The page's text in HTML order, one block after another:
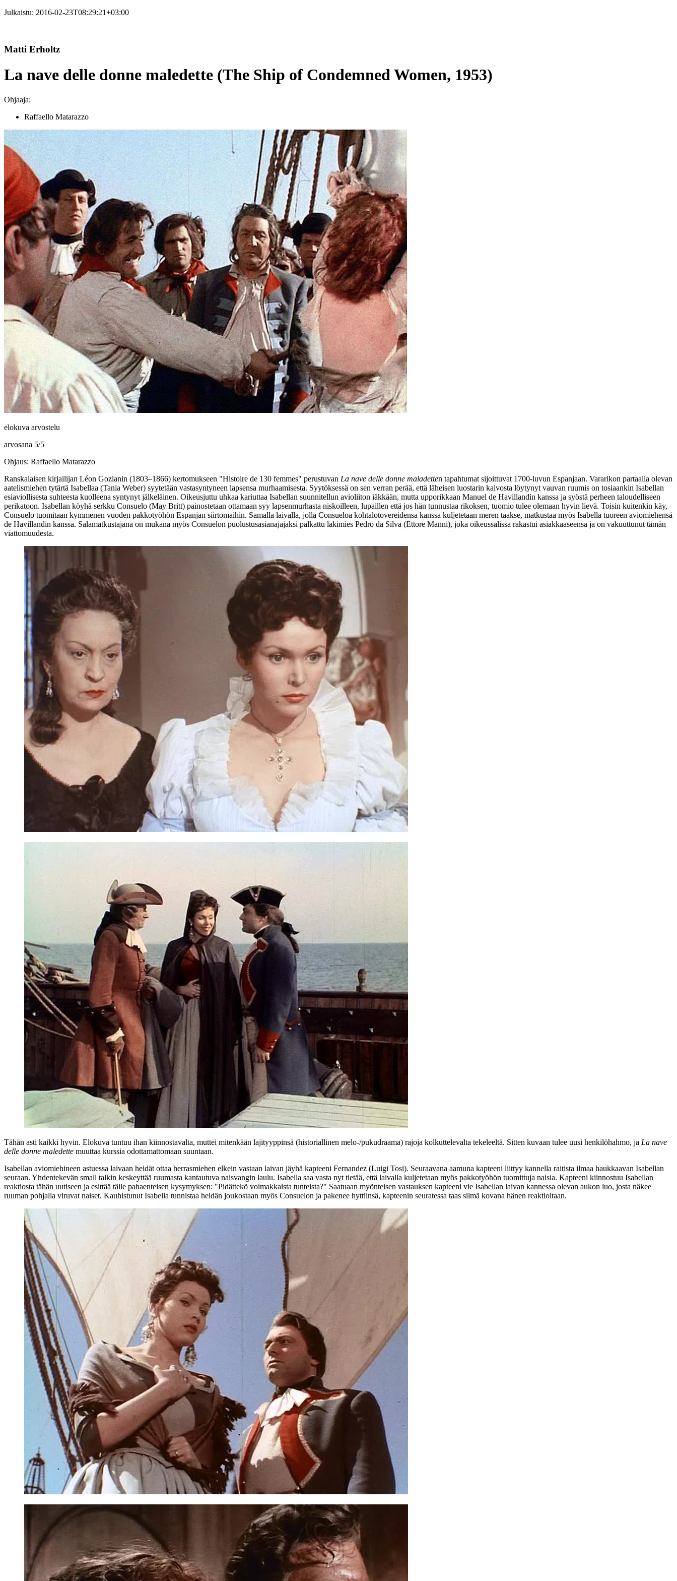
Julkaistu: 2016-02-23T08:29:21+03:00
Matti Erholtz
La nave delle donne maledette (The Ship of Condemned Women, 1953)
Ohjaaja:
Raffaello Matarazzo
elokuva arvostelu
arvosana 5/5
Ohjaus: Raffaello Matarazzo
Ranskalaisen kirjailijan Léon Gozlanin (1803–1866) kertomukseen "Histoire de 130 femmes" perustuvan La nave delle donne maladetten tapahtumat sijoittuvat 1700‑luvun Espanjaan. Vararikon partaalla olevan
aatelismiehen tytärtä Isabellaa (Tania Weber) syytetään vastasyntyneen lapsensa murhaamisesta. Syytöksessä on sen verran perää, että läheisen luostarin kaivosta löytynyt vauvan ruumis on tosiaankin Isabellan
esiaviollisesta suhteesta kuolleena syntynyt jälkeläinen. Oikeusjuttu uhkaa kariuttaa Isabellan suunnitellun avioliiton iäkkään, mutta upporikkaan Manuel de Havillandin kanssa ja syöstä perheen taloudelliseen
perikatoon. Isabellan köyhä serkku Consuelo (May Britt) painostetaan ottamaan syy lapsenmurhasta niskoilleen, lupaillen että jos hän tunnustaa rikoksen, tuomio tulee olemaan hyvin lievä. Toisin kuitenkin käy,
Consuelo tuomitaan kymmenen vuoden pakkotyöhön Espanjan siirtomaihin. Samalla laivalla, jolla Consueloa kohtalotovereidensa kanssa kuljetetaan meren taakse, matkustaa myös Isabella tuoreen aviomiehensä
de Havillandin kanssa. Salamatkustajana on mukana myös Consuelon puolustusasianajajaksi palkattu lakimies Pedro da Silva (Ettore Manni), joka oikeussalissa rakastui asiakkaaseensa ja on vakuuttunut tämän
viattomuudesta.
Tähän asti kaikki hyvin. Elokuva tuntuu ihan kiinnostavalta, muttei mitenkään lajityyppinsä (historiallinen melo-/pukudraama) rajoja kolkuttelevalta tekeleeltä. Sitten kuvaan tulee uusi henkilöhahmo, ja La nave
delle donne maledette muuttaa kurssia odottamattomaan suuntaan.
Isabellan aviomiehineen astuessa laivaan heidät ottaa herrasmiehen elkein vastaan laivan jäyhä kapteeni Fernandez (Luigi Tosi). Seuraavana aamuna kapteeni liittyy kannella raitista ilmaa haukkaavan Isabellan
seuraan. Yhdentekevän small talkin keskeyttää ruumasta kantautuva naisvangin laulu. Isabella saa vasta nyt tietää, että laivalla kuljetetaan myös pakkotyöhön tuomittuja naisia. Kapteeni kiinnostuu Isabellan
reaktiosta tähän uutiseen ja esittää tälle pahaenteisen kysymyksen: "Pidättekö voimakkaista tunteista?" Saatuaan myönteisen vastauksen kapteeni vie Isabellan laivan kannessa olevan aukon luo, josta näkee
ruuman pohjalla viruvat naiset. Kauhistunut Isabella tunnistaa heidän joukostaan myös Consuelon ja pakenee hyttiinsä, kapteenin seuratessa taas silmä kovana hänen reaktioitaan.